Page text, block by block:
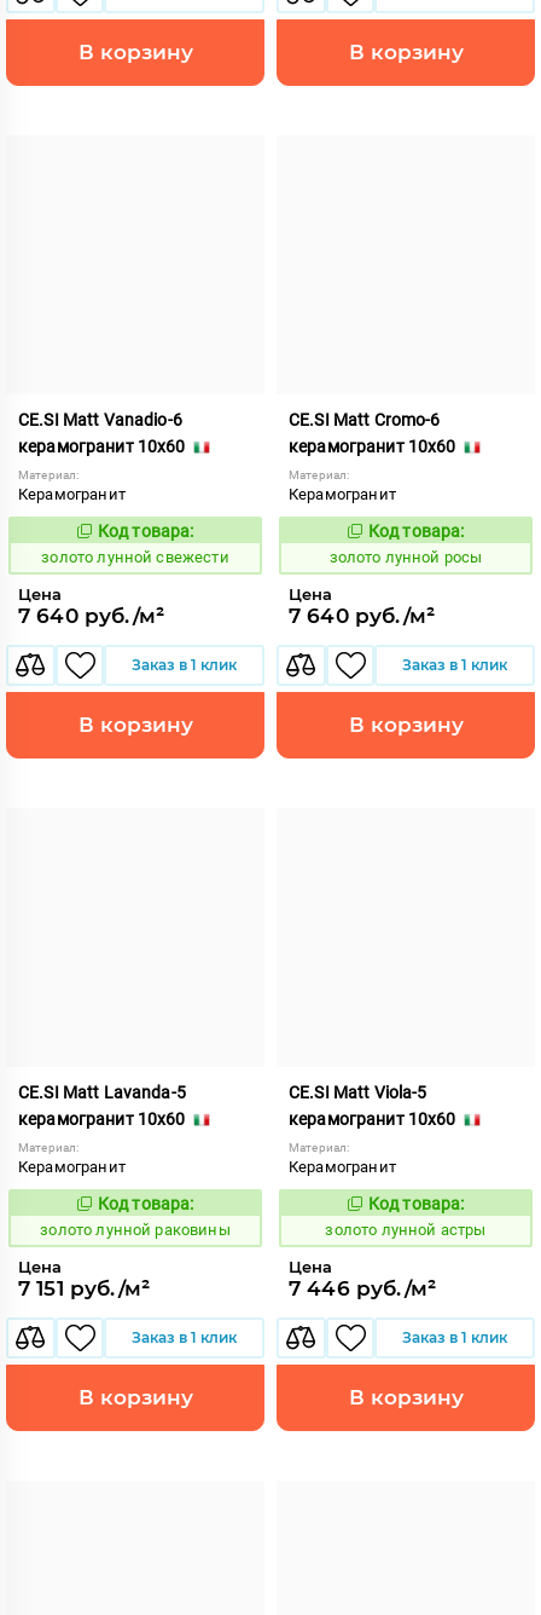
В корзину В корзину
CE.SI Matt Vanadio-6
керамогранит 10x60
Материал:
Керамогранит
521958
Код товара:
золото лунной свежести
Цена
7 640 руб./м²
Заказ в 1 клик
В корзину
CE.SI Matt Cromo-6
керамогранит 10x60
Материал:
Керамогранит
521957
Код товара:
золото лунной росы
Цена
7 640 руб./м²
Заказ в 1 клик
В корзину
CE.SI Matt Lavanda-5
керамогранит 10x60
Материал:
Керамогранит
521953
Код товара:
золото лунной раковины
Цена
7 151 руб./м²
Заказ в 1 клик
В корзину
CE.SI Matt Viola-5
керамогранит 10x60
Материал:
Керамогранит
521956
Код товара:
золото лунной астры
Цена
7 446 руб./м²
Заказ в 1 клик
В корзину